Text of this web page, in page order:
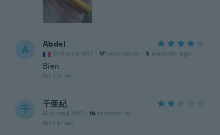
A Abdel
Gick med 2017 · 17 recensioner · 5 uppladdningar
Bien
för 2 år sen
千 千亜紀
Gick med 2017 · 10 recensioner
för 2 år sen